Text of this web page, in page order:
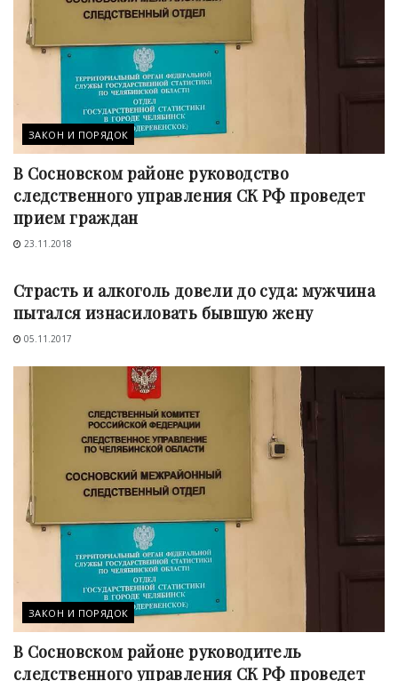
ЗАКОН И ПОРЯДОК
В Сосновском районе руководство
следственного управления СК РФ проведет
прием граждан
23.11.2018
Страсть и алкоголь довели до суда: мужчина
пытался изнасиловать бывшую жену
05.11.2017
ЗАКОН И ПОРЯДОК
В Сосновском районе руководитель
следственного управления СК РФ проведет